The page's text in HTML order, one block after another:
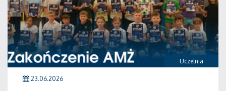
Uczelnia
23.06.2026